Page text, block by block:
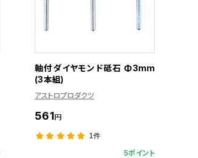
軸付ダイヤモンド砥石 Φ3mm
(3本組)
アストロプロダクツ
561円
1件
5ポイント